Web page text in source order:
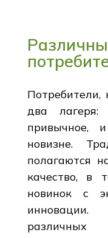
Потребители,
два лагеря:
привычное,
новизне.
полагаются
качество, в
новинок с
инновации.
различных